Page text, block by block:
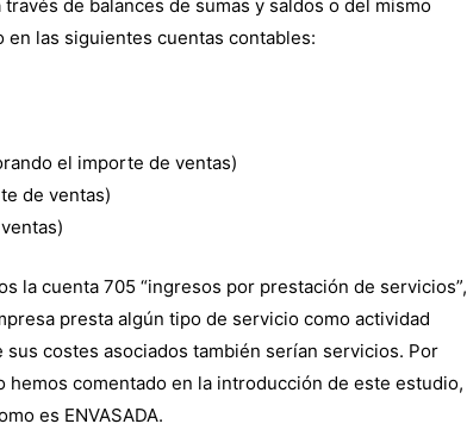
de balances de sumas y saldos o del mismo
las siguientes cuentas contables:
el importe de ventas)
de ventas)
la cuenta 705 “ingresos por prestación de servicios”,
presta algún tipo de servicio como actividad
costes asociados también serían servicios. Por
comentado en la introducción de este estudio,
es ENVASADA.